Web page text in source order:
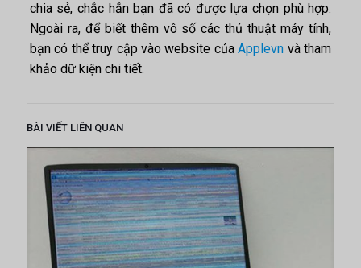
chia sẻ, chắc hẳn bạn đã có được lựa chọn phù hợp.
Ngoài ra, để biết thêm vô số các thủ thuật máy tính,
bạn có thể truy cập vào website củaApplevn và tham
khảo dữ kiện chi tiết.
BÀI VIẾT LIÊN QUAN